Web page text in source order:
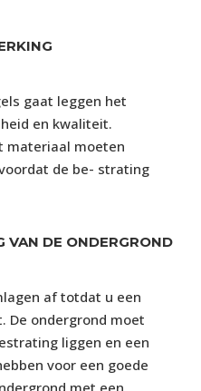
gaat leggen het
en kwaliteit.
materiaal moeten
de be- strating
VAN DE ONDERGROND
af totdat u een
De ondergrond moet
liggen en een
voor een goede